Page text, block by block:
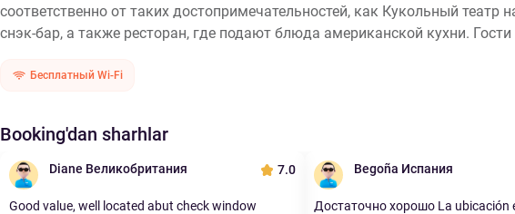
соответственно от таких достопримечательностей, как Кукольный театр
снэк-бар, а также ресторан, где подают блюда американской кухни. Гости
Бесплатный Wi-Fi
Booking'dan sharhlar
Diane Великобритания 7.0
Good value, well located abut check window
Begoña Испания
Достаточно хорошо La ubicación